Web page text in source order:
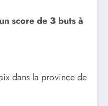
score de 3 buts à
dans la province de